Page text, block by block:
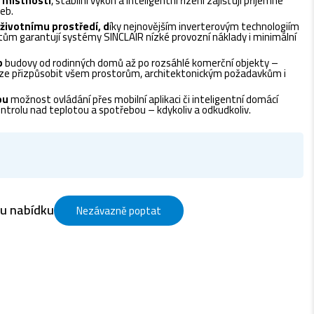
prostředí, díky nejnovějším inverterovým technologiím
garantují systémy SINCLAIR nízké provozní náklady i minimální
budovy od rodinných domů až po rozsáhlé komerční objekty –
přizpůsobit všem prostorům, architektonickým požadavkům i
možnost ovládání přes mobilní aplikaci či inteligentní domácí
nad teplotou a spotřebou – kdykoliv a odkudkoliv.
nabídku Nezávazně poptat